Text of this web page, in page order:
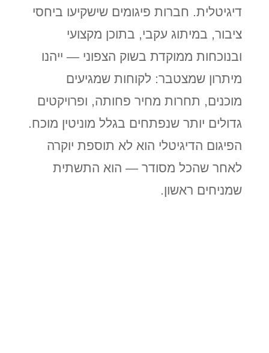
דיגיטלית. חברות פיגומים שישקיעו ביחסי
ציבור, במיתוג עקבי, בתוכן מקצועי
ובנוכחות ממוקדת בשוק הצפוני — ייהנו
מיתרון שמצטבר: לקוחות שמגיעים
מוכנים, תחרות מחיר פחותה, ופרויקטים
גדולים יותר שנפתחים בגלל מוניטין מוכח.
הפיגום הדיגיטלי הוא לא תוספת יוקרה
לאחר שהכל מסודר — הוא התשתית
שמניחים ראשון.